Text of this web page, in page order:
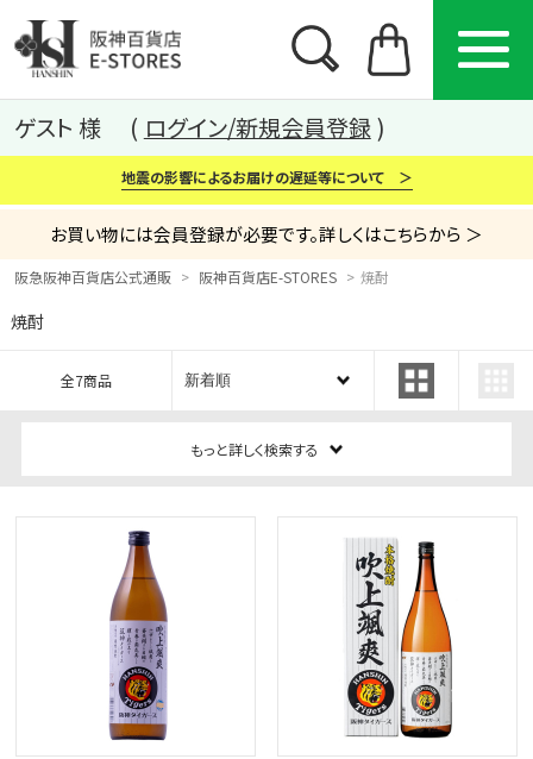
カテゴリー ブランド 特集
から探す
ゲスト 様 ログイン/新規会員登録
地震の影響によるお届けの遅延等について ＞
お買い物には会員登録が必要です。詳しくはこちらから ＞
阪急阪神百貨店公式通販 阪神百貨店E-STORES 焼酎
焼酎
全7商品
もっと詳しく検索する